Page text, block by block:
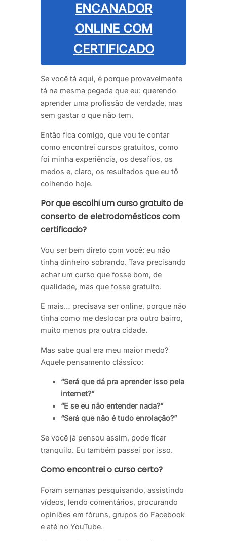
ENCANADOR
ONLINE COM
CERTIFICADO
Se você tá aqui, é porque provavelmente
tá na mesma pegada que eu: querendo
aprender uma profissão de verdade, mas
sem gastar o que não tem.
Então fica comigo, que vou te contar
como encontrei cursos gratuitos, como
foi minha experiência, os desafios, os
medos e, claro, os resultados que eu tô
colhendo hoje.
Por que escolhi um curso gratuito de
conserto de eletrodomésticos com
certificado?
Vou ser bem direto com você: eu não
tinha dinheiro sobrando. Tava precisando
achar um curso que fosse bom, de
qualidade, mas que fosse gratuito.
E mais… precisava ser online, porque não
tinha como me deslocar pra outro bairro,
muito menos pra outra cidade.
Mas sabe qual era meu maior medo?
Aquele pensamento clássico:
“Será que dá pra aprender isso pela
internet?”
“E se eu não entender nada?”
“Será que não é tudo enrolação?”
Se você já pensou assim, pode ficar
tranquilo. Eu também passei por isso.
Como encontrei o curso certo?
Foram semanas pesquisando, assistindo
vídeos, lendo comentários, procurando
opiniões em fóruns, grupos do Facebook
e até no YouTube.